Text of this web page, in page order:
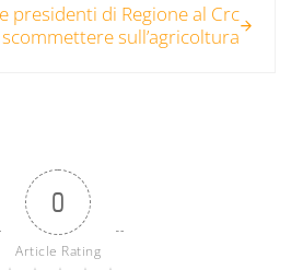
presidenti di Regione al Crc
sull’agricoltura
0
Article Rating